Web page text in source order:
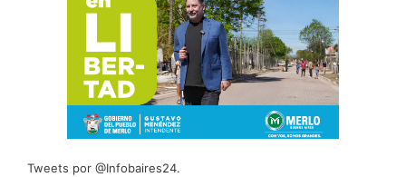
Tweets por @Infobaires24.